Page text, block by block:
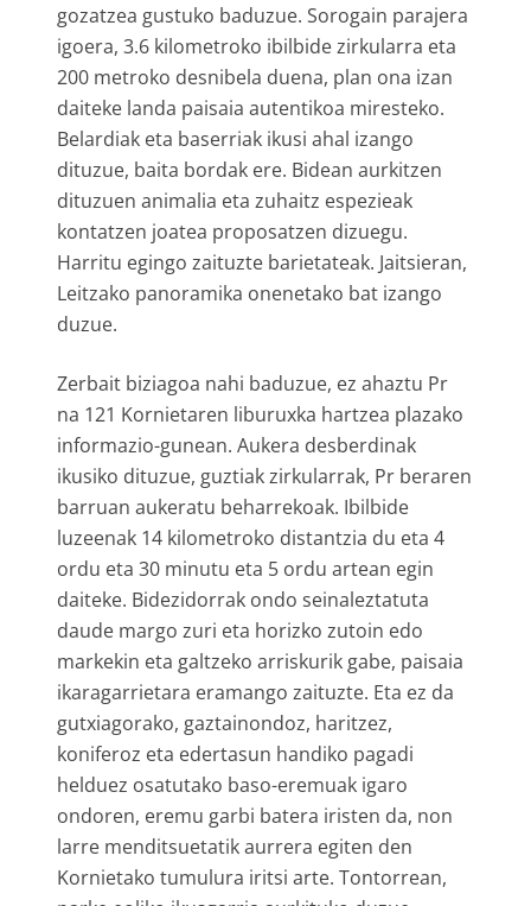
gozatzea gustuko baduzue. Sorogain parajera
igoera, 3.6 kilometroko ibilbide zirkularra eta
200 metroko desnibela duena, plan ona izan
daiteke landa paisaia autentikoa miresteko.
Belardiak eta baserriak ikusi ahal izango
dituzue, baita bordak ere. Bidean aurkitzen
dituzuen animalia eta zuhaitz espezieak
kontatzen joatea proposatzen dizuegu.
Harritu egingo zaituzte barietateak. Jaitsieran,
Leitzako panoramika onenetako bat izango
duzue.
Zerbait biziagoa nahi baduzue, ez ahaztu Pr
na 121 Kornietaren liburuxka hartzea plazako
informazio-gunean. Aukera desberdinak
ikusiko dituzue, guztiak zirkularrak, Pr beraren
barruan aukeratu beharrekoak. Ibilbide
luzeenak 14 kilometroko distantzia du eta 4
ordu eta 30 minutu eta 5 ordu artean egin
daiteke. Bidezidorrak ondo seinaleztatuta
daude margo zuri eta horizko zutoin edo
markekin eta galtzeko arriskurik gabe, paisaia
ikaragarrietara eramango zaituzte. Eta ez da
gutxiagorako, gaztainondoz, haritzez,
koniferoz eta edertasun handiko pagadi
helduez osatutako baso-eremuak igaro
ondoren, eremu garbi batera iristen da, non
larre menditsuetatik aurrera egiten den
Kornietako tumulura iritsi arte. Tontorrean,